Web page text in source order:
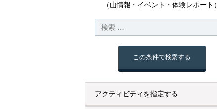
（山情報・イベント・体験レポート）
この条件で検索する
アクティビティを指定する